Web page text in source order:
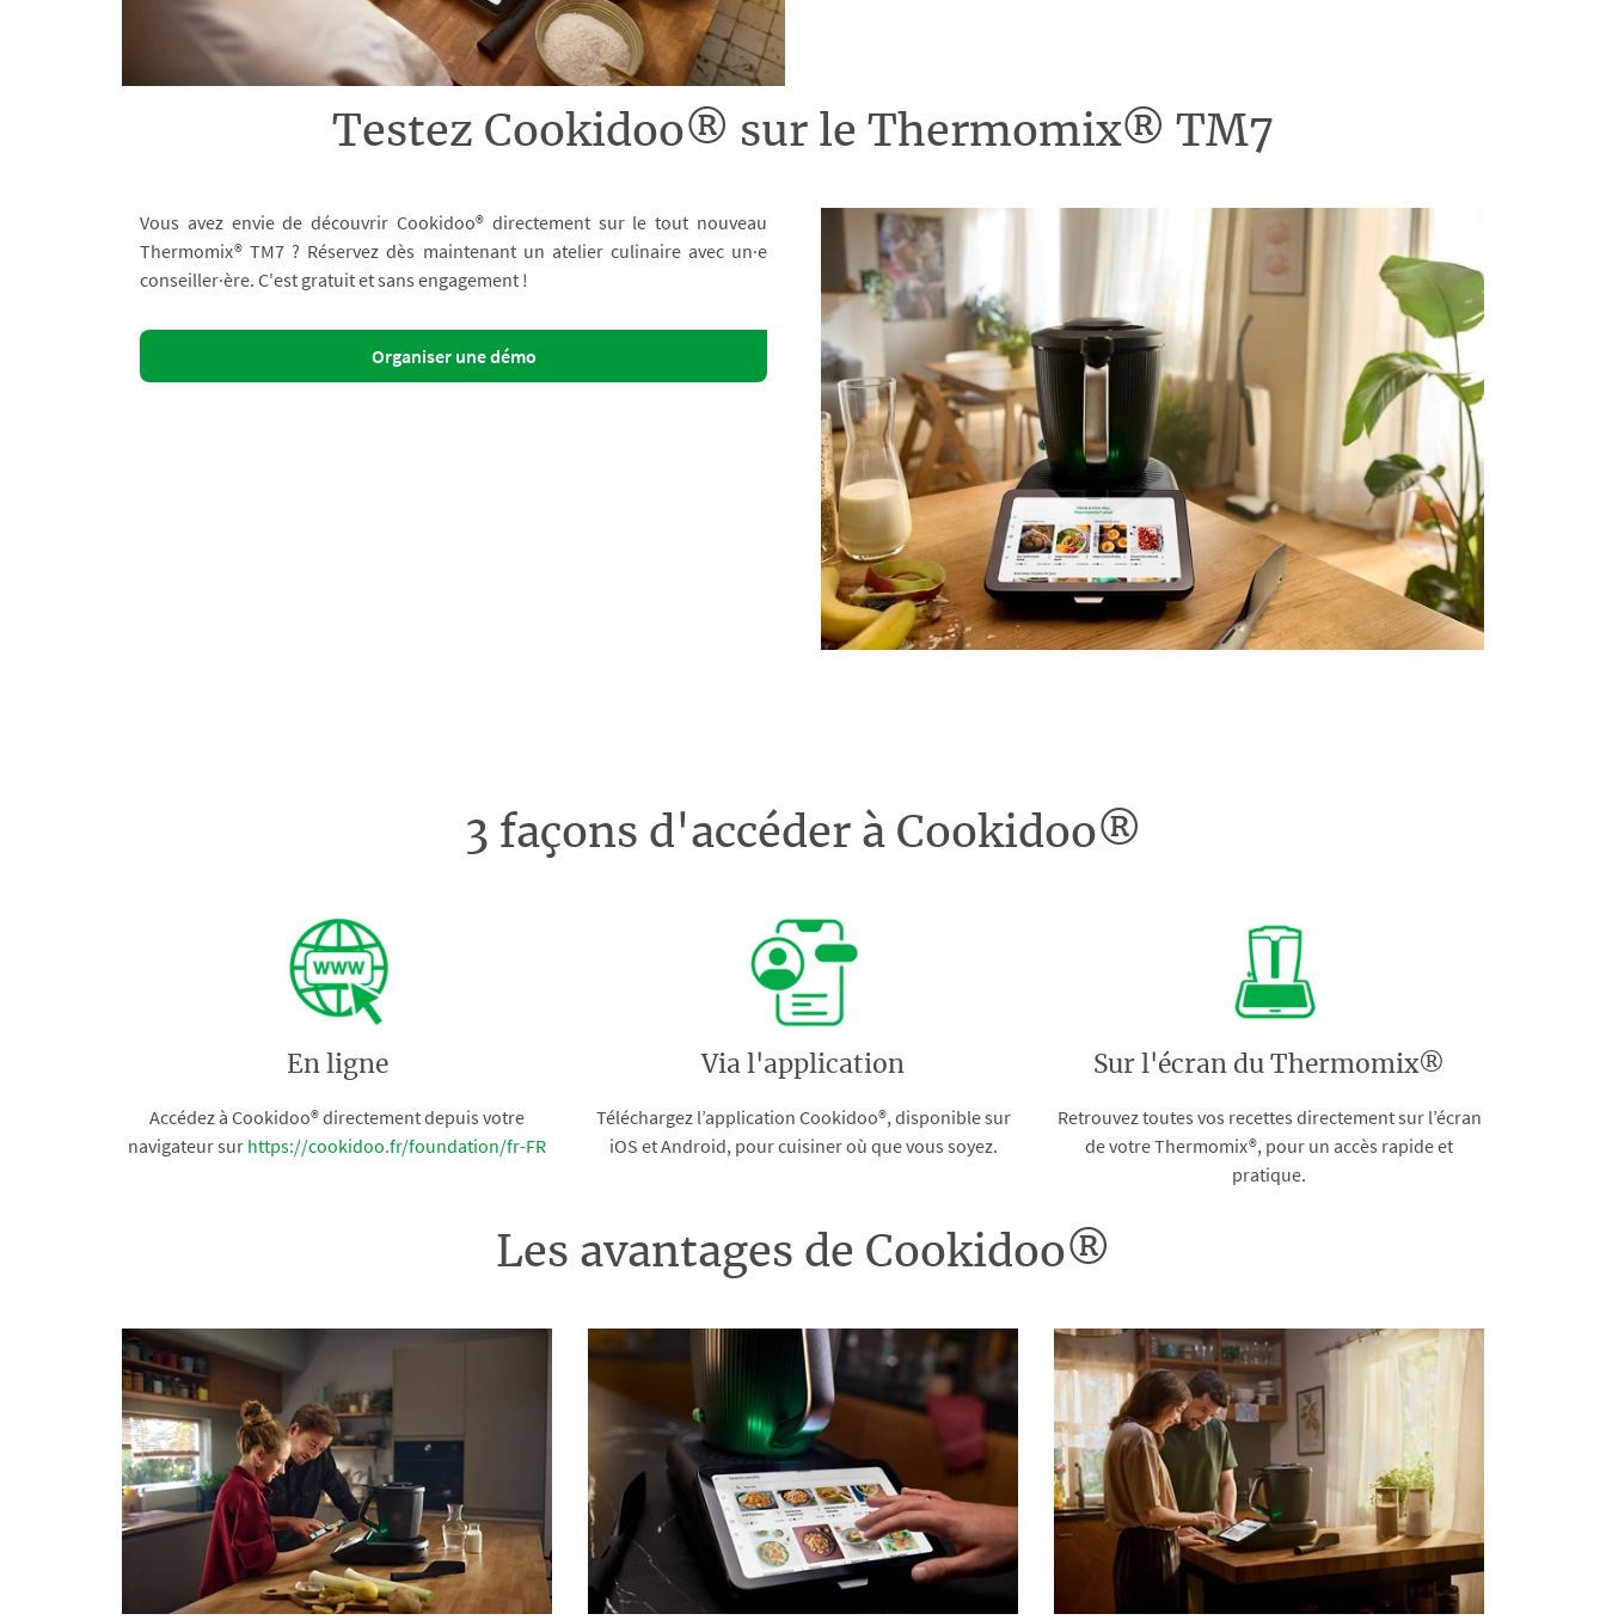
Testez Cookidoo® sur le Thermomix® TM7
Vous avez envie de découvrir Cookidoo® directement sur le tout nouveau
Thermomix® TM7 ? Réservez dès maintenant un atelier culinaire avec un·e
conseiller·ère. C'est gratuit et sans engagement !
Organiser une démo
3 façons d'accéder à Cookidoo®
En ligne
Accédez à Cookidoo® directement depuis votre
navigateur sur https://cookidoo.fr/foundation/fr-FR
Via l'application
Téléchargez l’application Cookidoo®, disponible sur
iOS et Android, pour cuisiner où que vous soyez.
Sur l'écran du Thermomix®
Retrouvez toutes vos recettes directement sur l’écran
de votre Thermomix®, pour un accès rapide et
pratique.
Les avantages de Cookidoo®